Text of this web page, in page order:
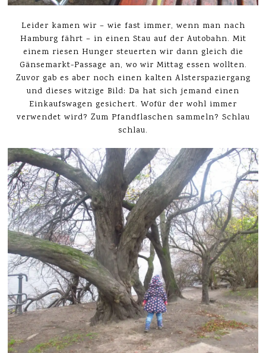
Leider kamen wir – wie fast immer, wenn man nach
Hamburg fährt – in einen Stau auf der Autobahn. Mit
einem riesen Hunger steuerten wir dann gleich die
Gänsemarkt-Passage an, wo wir Mittag essen wollten.
Zuvor gab es aber noch einen kalten Alsterspaziergang
und dieses witzige Bild: Da hat sich jemand einen
Einkaufswagen gesichert. Wofür der wohl immer
verwendet wird? Zum Pfandflaschen sammeln? Schlau
schlau.